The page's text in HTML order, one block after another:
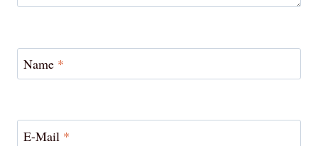
Name *
E-Mail *